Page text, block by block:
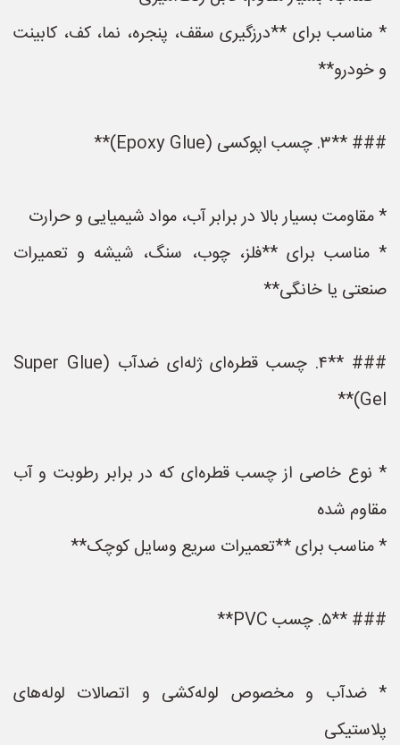
* مناسب برای **درزگیری سقف، پنجره، نما، کف، کابینت
و خودرو**
### **۳. چسب اپوکسی (Epoxy Glue)**
* مقاومت بسیار بالا در برابر آب، مواد شیمیایی و حرارت
* مناسب برای **فلز، چوب، سنگ، شیشه و تعمیرات
صنعتی یا خانگی**
### **۴. چسب قطره‌ای ژله‌ای ضدآب (Super Glue
Gel)**
* نوع خاصی از چسب قطره‌ای که در برابر رطوبت و آب
مقاوم شده
* مناسب برای **تعمیرات سریع وسایل کوچک**
### **۵. چسب PVC**
* ضدآب و مخصوص لوله‌کشی و اتصالات لوله‌های
پلاستیکی